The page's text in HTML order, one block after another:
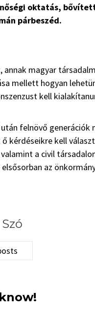
oktatás,
párbeszéd.
annak magyar
mellett hogyan
kell
után felnövő
kérdéseikre kell
a civil
az